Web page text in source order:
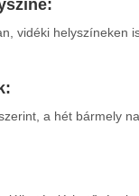
vidéki helyszíneken
a hét bármely